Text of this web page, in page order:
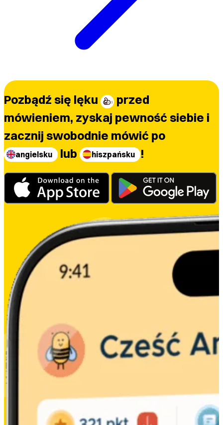
Pozbądź się lęku
przed
mówieniem, zyskaj pewność siebie i
zacznij swobodnie mówić po
angielsku lub hiszpańsku !